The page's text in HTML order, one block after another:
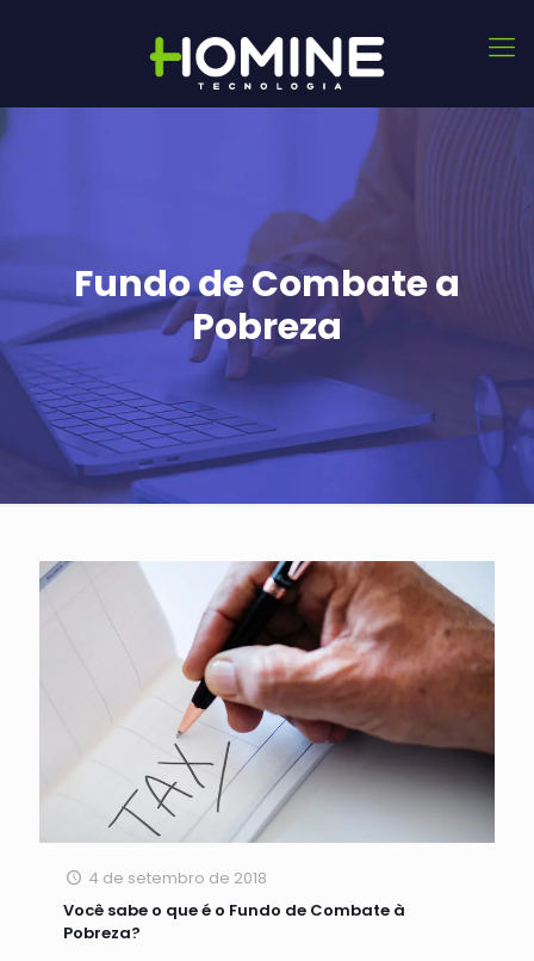
Fundo de Combate a
Pobreza
4 de setembro de 2018
Você sabe o que é o Fundo de Combate à
Pobreza?